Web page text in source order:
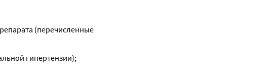
(перечисленные
гипертензии);